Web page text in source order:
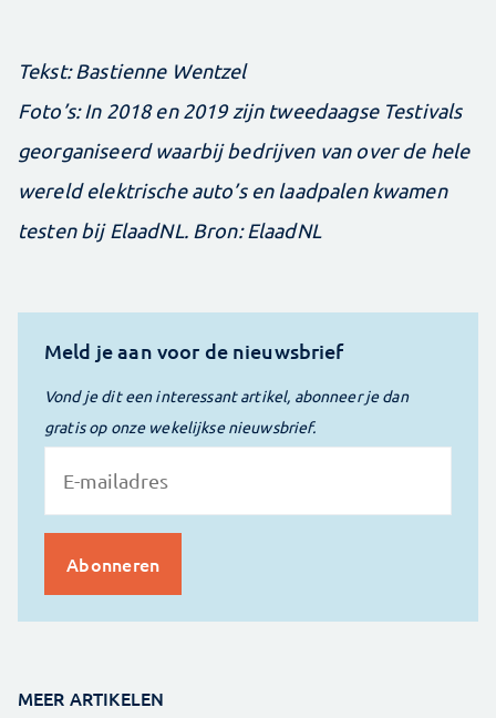
Tekst: Bastienne Wentzel
Foto’s: In 2018 en 2019 zijn tweedaagse Testivals
georganiseerd waarbij bedrijven van over de hele
wereld elektrische auto’s en laadpalen kwamen
testen bij ElaadNL. Bron: ElaadNL
Meld je aan voor de nieuwsbrief
Vond je dit een interessant artikel, abonneer je dan
gratis op onze wekelijkse nieuwsbrief.
MEER ARTIKELEN